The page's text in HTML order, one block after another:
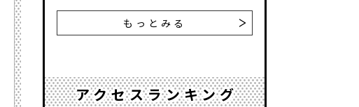
もっとみる
アクセスランキング